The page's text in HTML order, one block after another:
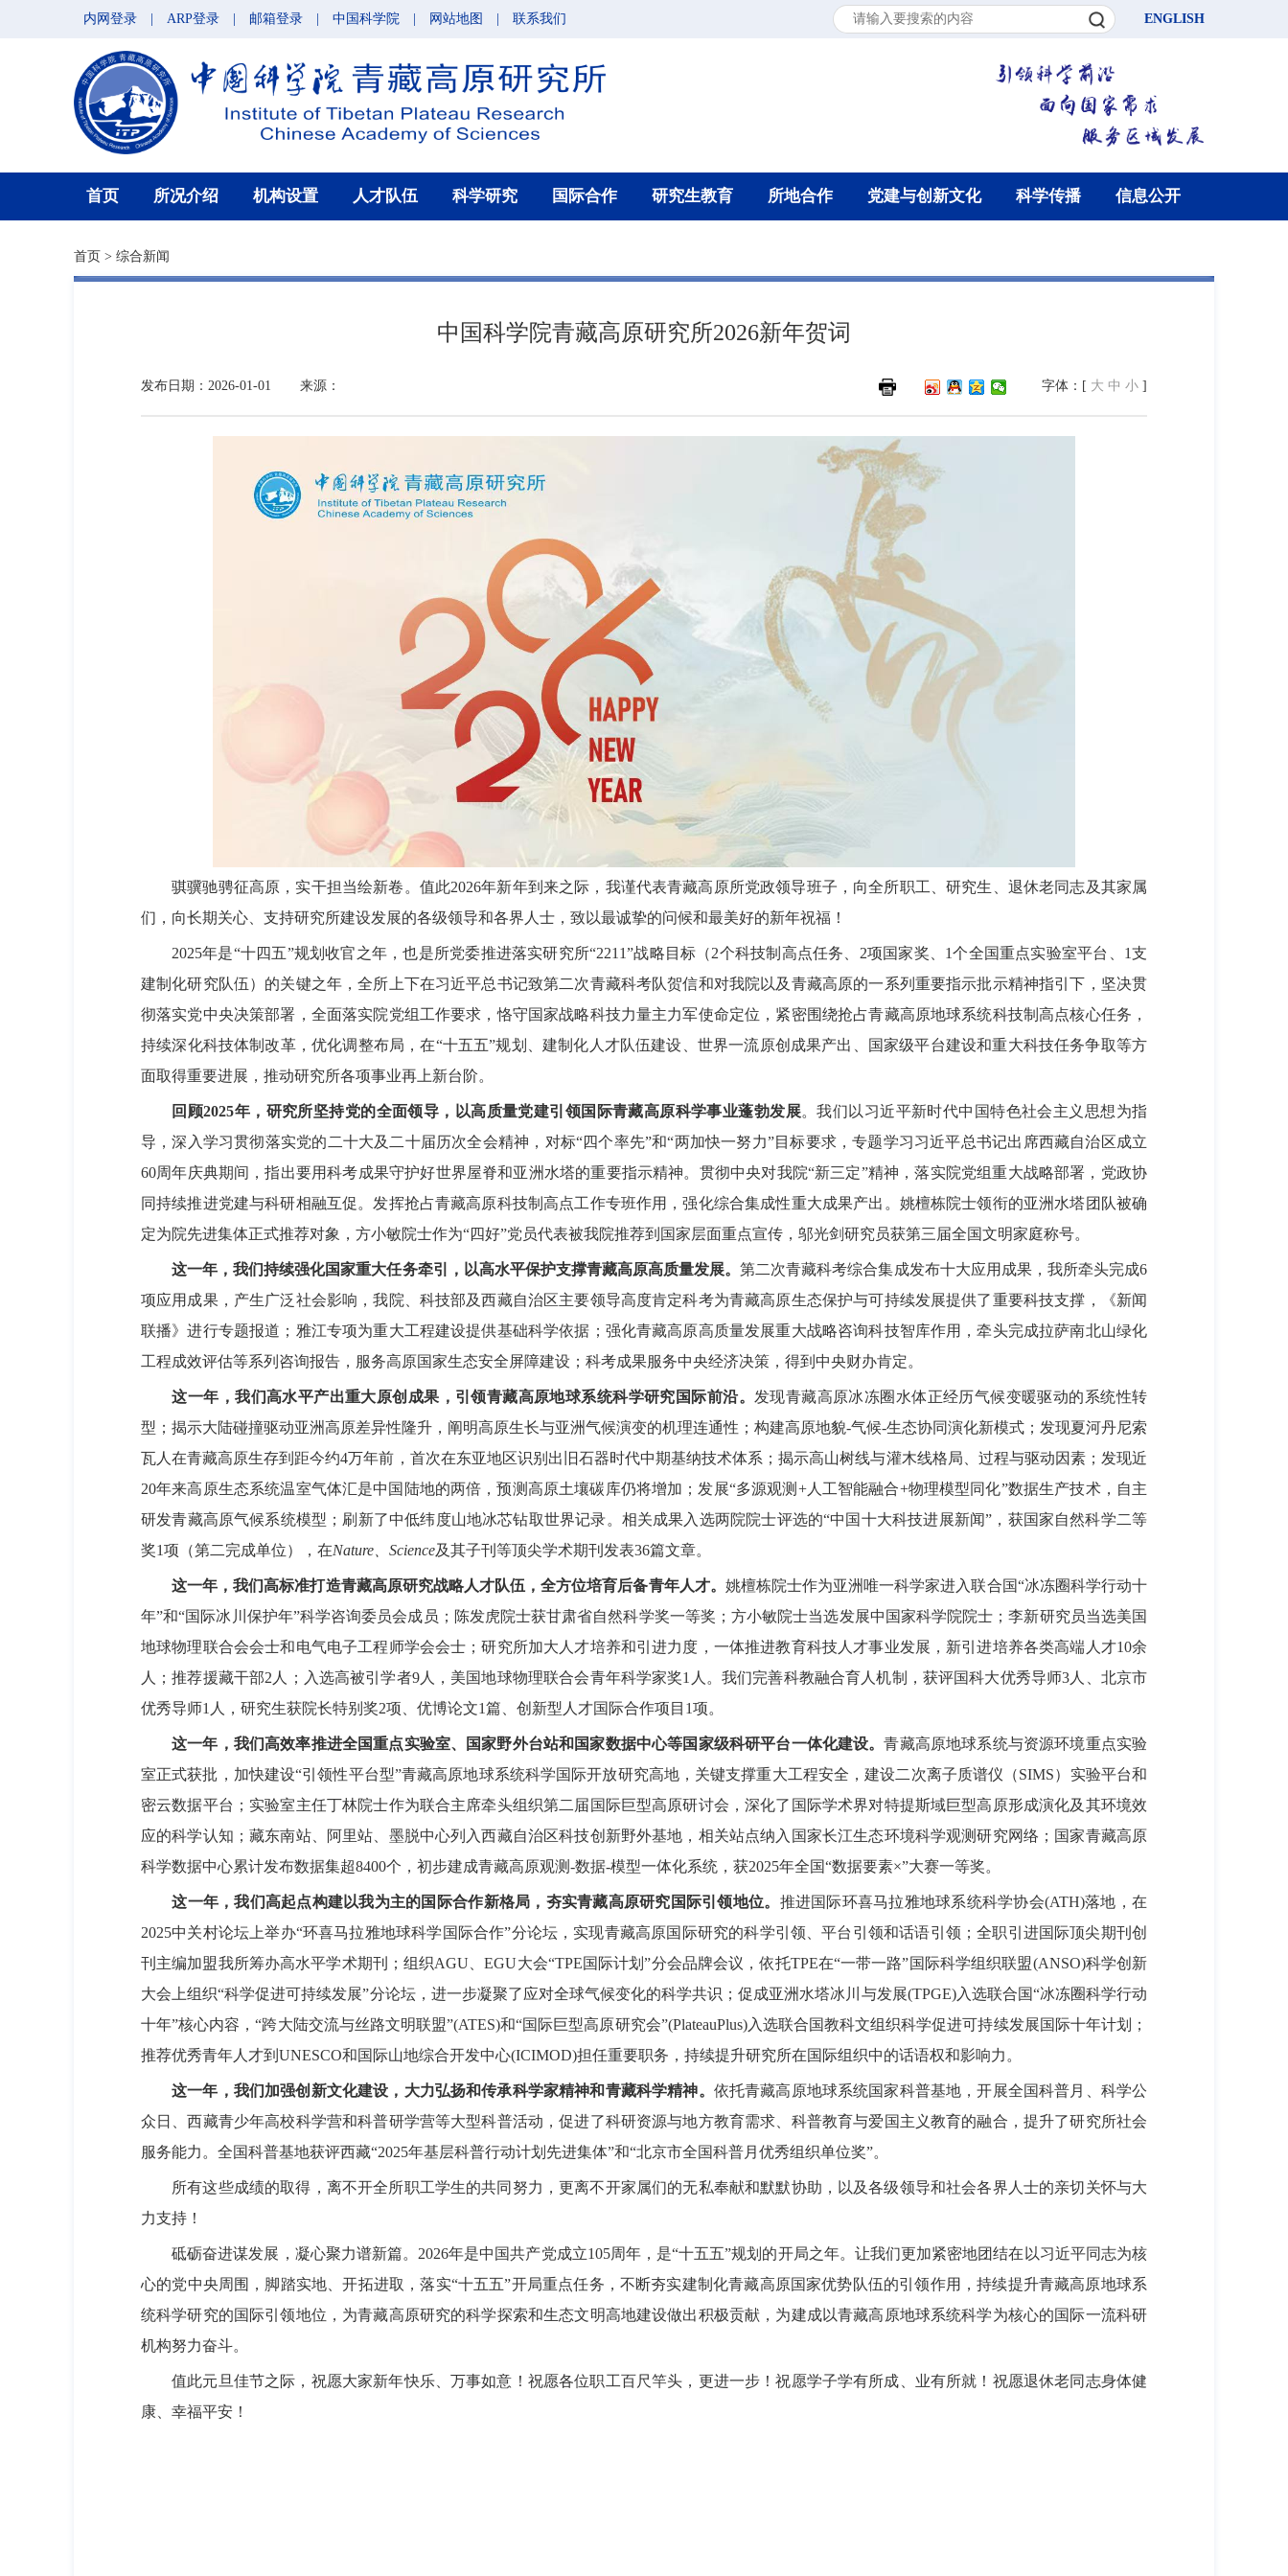
内网登录 ARP登录 邮箱登录 中国科学院 网站地图 联系我们 ENGLISH
首页 所况介绍 机构设置 人才队伍 科学研究 国际合作 研究生教育 所地合作 党建与创新文化 科学传播 信息公开
首页 > 综合新闻
中国科学院青藏高原研究所2026新年贺词
发布日期：2026-01-01 来源： 字体：[ 大 中 小 ]
骐骥驰骋征高原，实干担当绘新卷。值此2026年新年到来之际，我谨代表青藏高原所党政领导班子，向全所职工、研究生、退休老同志及其家属
们，向长期关心、支持研究所建设发展的各级领导和各界人士，致以最诚挚的问候和最美好的新年祝福！
2025年是“十四五”规划收官之年，也是所党委推进落实研究所“2211”战略目标（2个科技制高点任务、2项国家奖、1个全国重点实验室平台、1支
建制化研究队伍）的关键之年，全所上下在习近平总书记致第二次青藏科考队贺信和对我院以及青藏高原的一系列重要指示批示精神指引下，坚决贯
彻落实党中央决策部署，全面落实院党组工作要求，恪守国家战略科技力量主力军使命定位，紧密围绕抢占青藏高原地球系统科技制高点核心任务，
持续深化科技体制改革，优化调整布局，在“十五五”规划、建制化人才队伍建设、世界一流原创成果产出、国家级平台建设和重大科技任务争取等方
面取得重要进展，推动研究所各项事业再上新台阶。
回顾2025年，研究所坚持党的全面领导，以高质量党建引领国际青藏高原科学事业蓬勃发展。我们以习近平新时代中国特色社会主义思想为指
导，深入学习贯彻落实党的二十大及二十届历次全会精神，对标“四个率先”和“两加快一努力”目标要求，专题学习习近平总书记出席西藏自治区成立
60周年庆典期间，指出要用科考成果守护好世界屋脊和亚洲水塔的重要指示精神。贯彻中央对我院“新三定”精神，落实院党组重大战略部署，党政协
同持续推进党建与科研相融互促。发挥抢占青藏高原科技制高点工作专班作用，强化综合集成性重大成果产出。姚檀栋院士领衔的亚洲水塔团队被确
定为院先进集体正式推荐对象，方小敏院士作为“四好”党员代表被我院推荐到国家层面重点宣传，邬光剑研究员获第三届全国文明家庭称号。
这一年，我们持续强化国家重大任务牵引，以高水平保护支撑青藏高原高质量发展。第二次青藏科考综合集成发布十大应用成果，我所牵头完成6
项应用成果，产生广泛社会影响，我院、科技部及西藏自治区主要领导高度肯定科考为青藏高原生态保护与可持续发展提供了重要科技支撑，《新闻
联播》进行专题报道；雅江专项为重大工程建设提供基础科学依据；强化青藏高原高质量发展重大战略咨询科技智库作用，牵头完成拉萨南北山绿化
工程成效评估等系列咨询报告，服务高原国家生态安全屏障建设；科考成果服务中央经济决策，得到中央财办肯定。
这一年，我们高水平产出重大原创成果，引领青藏高原地球系统科学研究国际前沿。 发现青藏高原冰冻圈水体正经历气候变暖驱动的系统性转
型；揭示大陆碰撞驱动亚洲高原差异性隆升，阐明高原生长与亚洲气候演变的机理连通性；构建高原地貌-气候-生态协同演化新模式；发现夏河丹尼索
瓦人在青藏高原生存到距今约4万年前，首次在东亚地区识别出旧石器时代中期基纳技术体系；揭示高山树线与灌木线格局、过程与驱动因素；发现近
20年来高原生态系统温室气体汇是中国陆地的两倍，预测高原土壤碳库仍将增加；发展“多源观测+人工智能融合+物理模型同化”数据生产技术，自主
研发青藏高原气候系统模型；刷新了中低纬度山地冰芯钻取世界记录。相关成果入选两院院士评选的“中国十大科技进展新闻”，获国家自然科学二等
奖1项（第二完成单位），在Nature、Science及其子刊等顶尖学术期刊发表36篇文章。
这一年，我们高标准打造青藏高原研究战略人才队伍，全方位培育后备青年人才。 姚檀栋院士作为亚洲唯一科学家进入联合国“冰冻圈科学行动十
年”和“国际冰川保护年”科学咨询委员会成员；陈发虎院士获甘肃省自然科学奖一等奖；方小敏院士当选发展中国家科学院院士；李新研究员当选美国
地球物理联合会会士和电气电子工程师学会会士；研究所加大人才培养和引进力度，一体推进教育科技人才事业发展，新引进培养各类高端人才10余
人；推荐援藏干部2人；入选高被引学者9人，美国地球物理联合会青年科学家奖1人。我们完善科教融合育人机制，获评国科大优秀导师3人、北京市
优秀导师1人，研究生获院长特别奖2项、优博论文1篇、创新型人才国际合作项目1项。
这一年，我们高效率推进全国重点实验室、国家野外台站和国家数据中心等国家级科研平台一体化建设。青藏高原地球系统与资源环境重点实验
室正式获批，加快建设“引领性平台型”青藏高原地球系统科学国际开放研究高地，关键支撑重大工程安全，建设二次离子质谱仪（SIMS）实验平台和
密云数据平台；实验室主任丁林院士作为联合主席牵头组织第二届国际巨型高原研讨会，深化了国际学术界对特提斯域巨型高原形成演化及其环境效
应的科学认知；藏东南站、阿里站、墨脱中心列入西藏自治区科技创新野外基地，相关站点纳入国家长江生态环境科学观测研究网络；国家青藏高原
科学数据中心累计发布数据集超8400个，初步建成青藏高原观测-数据-模型一体化系统，获2025年全国“数据要素×”大赛一等奖。
这一年，我们高起点构建以我为主的国际合作新格局，夯实青藏高原研究国际引领地位。 推进国际环喜马拉雅地球系统科学协会(ATH)落地，在
2025中关村论坛上举办“环喜马拉雅地球科学国际合作”分论坛，实现青藏高原国际研究的科学引领、平台引领和话语引领；全职引进国际顶尖期刊创
刊主编加盟我所筹办高水平学术期刊；组织AGU、EGU大会“TPE国际计划”分会品牌会议，依托TPE在“一带一路”国际科学组织联盟(ANSO)科学创新
大会上组织“科学促进可持续发展”分论坛，进一步凝聚了应对全球气候变化的科学共识；促成亚洲水塔冰川与发展(TPGE)入选联合国“冰冻圈科学行动
十年”核心内容，“跨大陆交流与丝路文明联盟”(ATES)和“国际巨型高原研究会”(PlateauPlus)入选联合国教科文组织科学促进可持续发展国际十年计划；
推荐优秀青年人才到UNESCO和国际山地综合开发中心(ICIMOD)担任重要职务，持续提升研究所在国际组织中的话语权和影响力。
这一年，我们加强创新文化建设，大力弘扬和传承科学家精神和青藏科学精神。 依托青藏高原地球系统国家科普基地，开展全国科普月、科学公
众日、西藏青少年高校科学营和科普研学营等大型科普活动，促进了科研资源与地方教育需求、科普教育与爱国主义教育的融合，提升了研究所社会
服务能力。全国科普基地获评西藏“2025年基层科普行动计划先进集体”和“北京市全国科普月优秀组织单位奖”。
所有这些成绩的取得，离不开全所职工学生的共同努力，更离不开家属们的无私奉献和默默协助，以及各级领导和社会各界人士的亲切关怀与大
力支持！
砥砺奋进谋发展，凝心聚力谱新篇。2026年是中国共产党成立105周年，是“十五五”规划的开局之年。让我们更加紧密地团结在以习近平同志为核
心的党中央周围，脚踏实地、开拓进取，落实“十五五”开局重点任务，不断夯实建制化青藏高原国家优势队伍的引领作用，持续提升青藏高原地球系
统科学研究的国际引领地位，为青藏高原研究的科学探索和生态文明高地建设做出积极贡献，为建成以青藏高原地球系统科学为核心的国际一流科研
机构努力奋斗。
值此元旦佳节之际，祝愿大家新年快乐、万事如意！祝愿各位职工百尺竿头，更进一步！祝愿学子学有所成、业有所就！祝愿退休老同志身体健
康、幸福平安！